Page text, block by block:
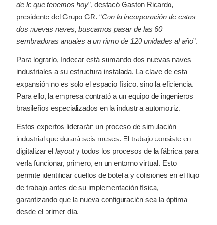
de lo que tenemos hoy”, destacó Gastón Ricardo,
presidente del Grupo GR. “Con la incorporación de estas
dos nuevas naves, buscamos pasar de las 60
sembradoras anuales a un ritmo de 120 unidades al año”.
Para lograrlo, Indecar está sumando dos nuevas naves
industriales a su estructura instalada. La clave de esta
expansión no es solo el espacio físico, sino la eficiencia.
Para ello, la empresa contrató a un equipo de ingenieros
brasileños especializados en la industria automotriz.
Estos expertos liderarán un proceso de simulación
industrial que durará seis meses. El trabajo consiste en
digitalizar el layouty todos los procesos de la fábrica para
verla funcionar, primero, en un entorno virtual. Esto
permite identificar cuellos de botella y colisiones en el flujo
de trabajo antes de su implementación física,
garantizando que la nueva configuración sea la óptima
desde el primer día.